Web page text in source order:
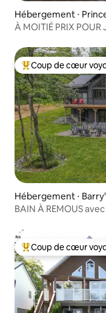
Hébergement ⋅
À MOITIÉ PRIX
Coups de cœur
Coup de cœur
Hébergement ⋅
BAIN À REMOUS
Coups de cœur
Coup de cœur